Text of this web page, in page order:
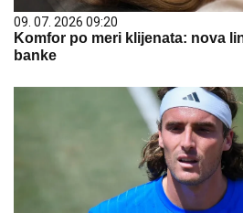
09. 07. 2026 09:20
Komfor po meri klijenata: nova
banke